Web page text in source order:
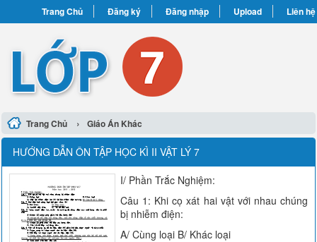
Trang Chủ Đăng ký Đăng nhập Upload Liên hệ
Trang Chủ › Giáo Án Khác
HƯỚNG DẪN ÔN TẬP HỌC KÌ II VẬT LÝ 7
I/ Phần Trắc Nghiệm:
Câu 1: Khi cọ xát hai vật với nhau chúng
bị nhiễm điện:
A/ Cùng loại B/ Khác loại